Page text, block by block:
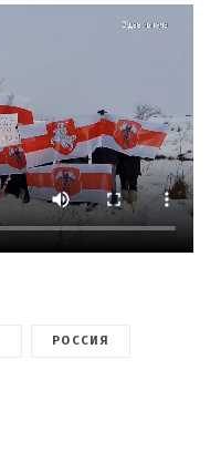
РОССИЯ